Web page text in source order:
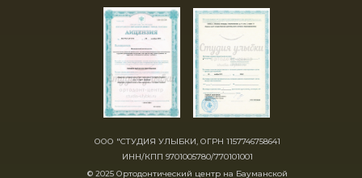
© 2025 Ортодонтический центр на Бауманской
ООО "СТУДИЯ УЛЫБКИ, ОГРН 1157746758641
ИНН/КПП 9701005780/770101001